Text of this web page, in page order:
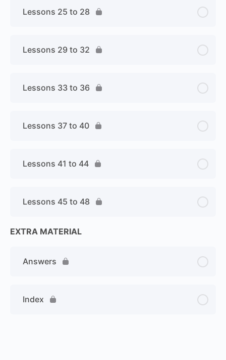
Lessons 25 to 28
Lessons 29 to 32
Lessons 33 to 36
Lessons 37 to 40
Lessons 41 to 44
Lessons 45 to 48
EXTRA MATERIAL
Answers
Index